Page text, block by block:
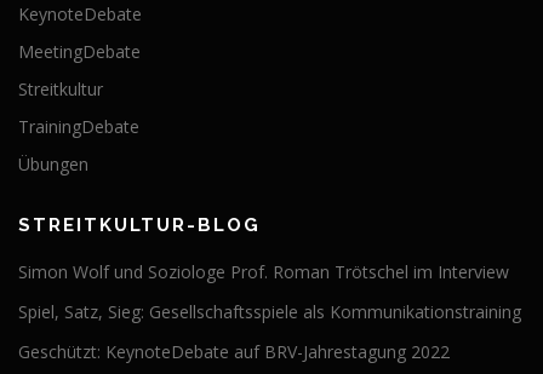
KeynoteDebate
MeetingDebate
Streitkultur
TrainingDebate
Übungen
STREITKULTUR-BLOG
Simon Wolf und Soziologe Prof. Roman Trötschel im Interview
Spiel, Satz, Sieg: Gesellschaftsspiele als Kommunikationstraining
Geschützt: KeynoteDebate auf BRV-Jahrestagung 2022